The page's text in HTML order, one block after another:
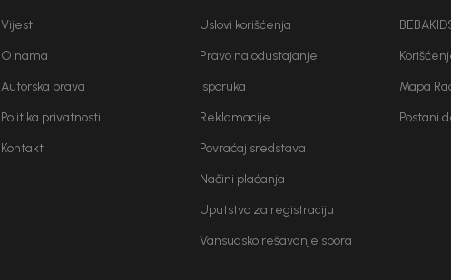
Vijesti
O nama
Autorska prava
Politika privatnosti
Kontakt
Uslovi korišćenja
Pravo na odustajanje
Isporuka
Reklamacije
Povraćaj sredstava
Načini plaćanja
Uputstvo za registraciju
Vansudsko rešavanje spora
Mapa
Postani